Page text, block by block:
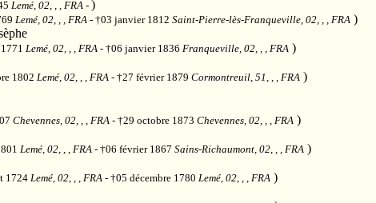
Lemé, 02, , , FRA - )
Lemé, 02, , , FRA - †03 janvier 1812 Saint-Pierre-lès-Franqueville, 02, , , FRA )
Lemé, 02, , , FRA - †06 janvier 1836 Franqueville, 02, , , FRA )
1802 Lemé, 02, , , FRA - †27 février 1879 Cormontreuil, 51, , , FRA )
Chevennes, 02, , , FRA - †29 octobre 1873 Chevennes, 02, , , FRA )
Lemé, 02, , , FRA - †06 février 1867 Sains-Richaumont, 02, , , FRA )
1724 Lemé, 02, , , FRA - †05 décembre 1780 Lemé, 02, , , FRA )